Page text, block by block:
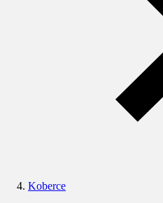
Koberce